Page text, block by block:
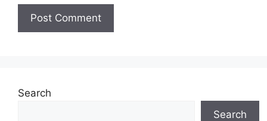
Search
Search